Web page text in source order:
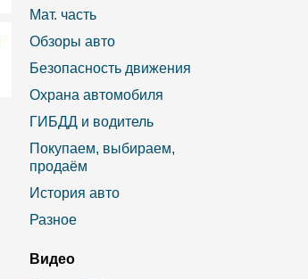
Мат. часть
Обзоры авто
Безопасность движения
Охрана автомобиля
ГИБДД и водитель
Покупаем, выбираем,
продаём
История авто
Разное
Видео